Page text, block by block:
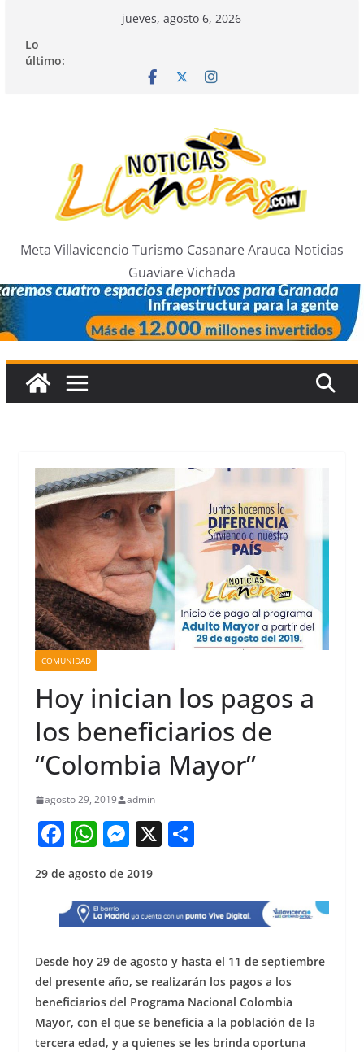
contenido
jueves, agosto 6, 2026
Lo
último:
Meta Villavicencio Turismo Casanare Arauca Noticias
Guaviare Vichada
COMUNIDAD
Hoy inician los pagos a
los beneficiarios de
“Colombia Mayor”
agosto 29, 2019 admin
F
c
e
b
o
o
k
W
at
s
A
p
p
M
ss
e
n
g
er
X S
e
29 de agosto de 2019
Desde hoy 29 de agosto y hasta el 11 de septiembre
del presente año, se realizarán los pagos a los
beneficiarios del Programa Nacional Colombia
Mayor, con el que se beneficia a la población de la
tercera edad, y a quienes se les brinda oportuna